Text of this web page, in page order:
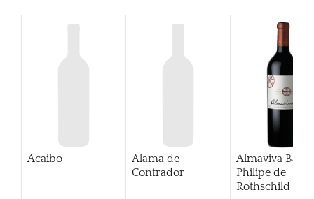
Acaibo
Alama de
Contrador
Almaviva
Philipe de
Rothschild